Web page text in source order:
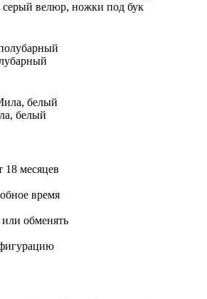
велюр, ножки под бук
белый
18 месяцев
время
обменять